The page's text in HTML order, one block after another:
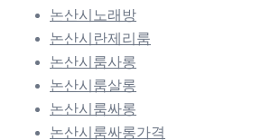
논산시노래방
논산시란제리룸
논산시룸사롱
논산시룸살롱
논산시룸싸롱
논산시룸싸롱가격